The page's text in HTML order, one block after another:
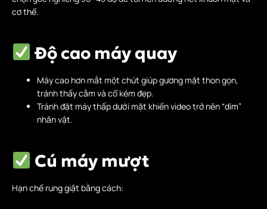
cơ thể.
Độ cao máy quay
Máy cao hơn mắt một chút giúp gương mặt thon gọn,
tránh thấy cằm và cổ kém đẹp.
Tránh đặt máy thấp dưới mặt khiến video trở nên “dìm”
nhân vật.
Cú máy mượt
Hạn chế rung giật bằng cách: